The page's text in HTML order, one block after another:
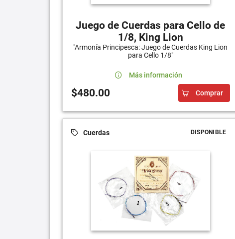
Juego de Cuerdas para Cello de
1/8, King Lion
"Armonía Principesca: Juego de Cuerdas King Lion
para Cello 1/8"
Más información
$480.00 Comprar
Cuerdas DISPONIBLE